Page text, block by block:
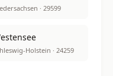
· 29599
Holstein · 24259